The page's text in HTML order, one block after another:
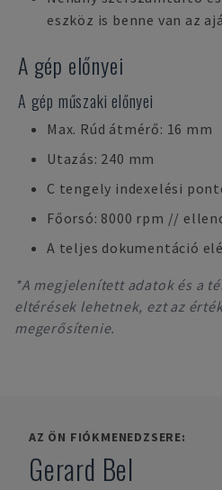
eszköz is benne van az
A gép előnyei
A gép műszaki előnyei
Max. Rúd átmérő: 16 mm
Utazás: 240 mm
C tengely indexelési
Főorsó: 8000 rpm //
A teljes dokumentáció
*A megjelenített adatok és a
eltérések lehetnek, ezt az
megerősítenie.
AZ ÖN FIÓKMENEDZSERE:
Gerard Bel